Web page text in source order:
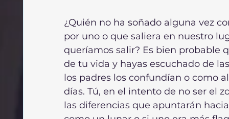
¿Quién no ha soñado alguna vez
por uno o que saliera en nuestro
queríamos salir? Es bien probable
de tu vida y hayas escuchado de
los padres los confundían o como
días. Tú, en el intento de no ser el
las diferencias que apuntarán